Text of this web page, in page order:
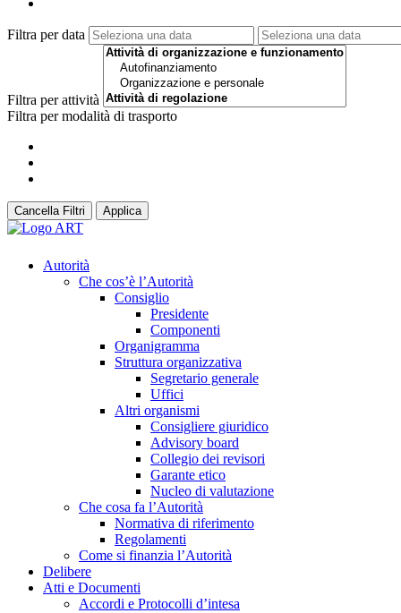
Filtra per data
Filtra per attività
Filtra per modalità di trasporto
Cancella Filtri Applica
Autorità
Che cos’è l’Autorità
Consiglio
Presidente
Componenti
Organigramma
Struttura organizzativa
Segretario generale
Uffici
Altri organismi
Consigliere giuridico
Advisory board
Collegio dei revisori
Garante etico
Nucleo di valutazione
Che cosa fa l’Autorità
Normativa di riferimento
Regolamenti
Come si finanzia l’Autorità
Delibere
Atti e Documenti
Accordi e Protocolli d’intesa